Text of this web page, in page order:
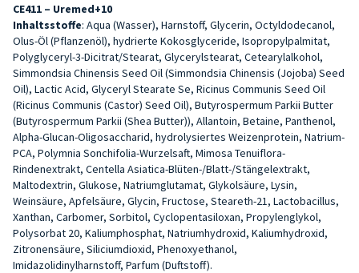
CE411 – Uremed+10
Inhaltsstoffe: Aqua (Wasser), Harnstoff, Glycerin, Octyldodecanol,
Olus-Öl (Pflanzenöl), hydrierte Kokosglyceride, Isopropylpalmitat,
Polyglyceryl-3-Dicitrat/Stearat, Glycerylstearat, Cetearylalkohol,
Simmondsia Chinensis Seed Oil (Simmondsia Chinensis (Jojoba) Seed
Oil), Lactic Acid, Glyceryl Stearate Se, Ricinus Communis Seed Oil
(Ricinus Communis (Castor) Seed Oil), Butyrospermum Parkii Butter
(Butyrospermum Parkii (Shea Butter)), Allantoin, Betaine, Panthenol,
Alpha-Glucan-Oligosaccharid, hydrolysiertes Weizenprotein, Natrium-
PCA, Polymnia Sonchifolia-Wurzelsaft, Mimosa Tenuiflora-
Rindenextrakt, Centella Asiatica-Blüten-/Blatt-/Stängelextrakt,
Maltodextrin, Glukose, Natriumglutamat, Glykolsäure, Lysin,
Weinsäure, Apfelsäure, Glycin, Fructose, Steareth-21, Lactobacillus,
Xanthan, Carbomer, Sorbitol, Cyclopentasiloxan, Propylenglykol,
Polysorbat 20, Kaliumphosphat, Natriumhydroxid, Kaliumhydroxid,
Zitronensäure, Siliciumdioxid, Phenoxyethanol,
Imidazolidinylharnstoff, Parfum (Duftstoff).